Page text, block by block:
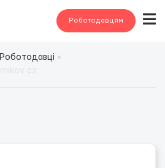
Роботодавцям
Роботодавці